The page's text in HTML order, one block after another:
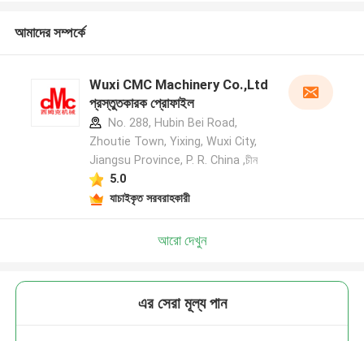
আমাদের সম্পর্কে
Wuxi CMC Machinery Co.,Ltd
প্রস্তুতকারক প্রোফাইল
No. 288, Hubin Bei Road,
Zhoutie Town, Yixing, Wuxi City,
Jiangsu Province, P. R. China ,চীন
5.0
যাচাইকৃত সরবরাহকারী
আরো দেখুন
এর সেরা মূল্য পান